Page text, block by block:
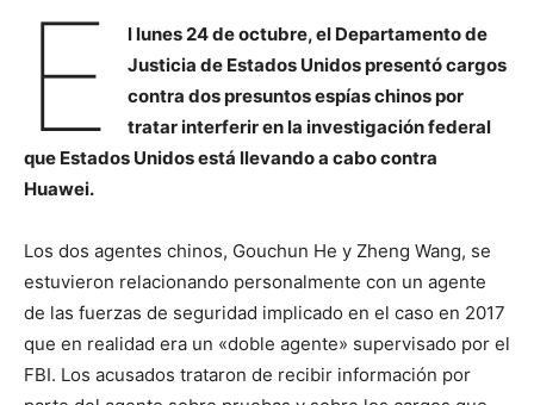
E
l lunes 24 de octubre, el Departamento de
Justicia de Estados Unidos presentó cargos
contra dos presuntos espías chinos por
tratar interferir en la investigación federal
que Estados Unidos está llevando a cabo contra
Huawei.
Los dos agentes chinos, Gouchun He y Zheng Wang, se
estuvieron relacionando personalmente con un agente
de las fuerzas de seguridad implicado en el caso en 2017
que en realidad era un «doble agente» supervisado por el
FBI. Los acusados trataron de recibir información por